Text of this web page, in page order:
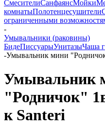
СмесителиСанфаянсМойки
комнатыПолотенцесушители
ограниченными
-
Умывальники (раковины)
БидеПиссуарыУнитазыЧаша
-Умывальник мини
Умывальник
"Родничок"
к Santeri